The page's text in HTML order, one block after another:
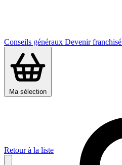
Conseils généraux Devenir franchisé
Ma sélection
Retour à la liste